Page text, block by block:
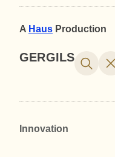
A Haus Production
GERGILS
Innovation